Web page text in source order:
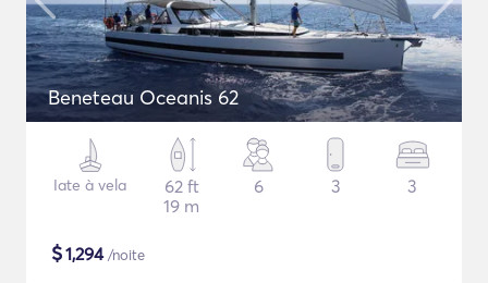
Beneteau Oceanis 62
Iate à vela
62 ft
19 m
6 3 3
$1,294/noite